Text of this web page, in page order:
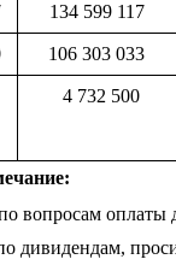
134 599 117
106 303 033
4 732 500
оплаты
дивидендам,